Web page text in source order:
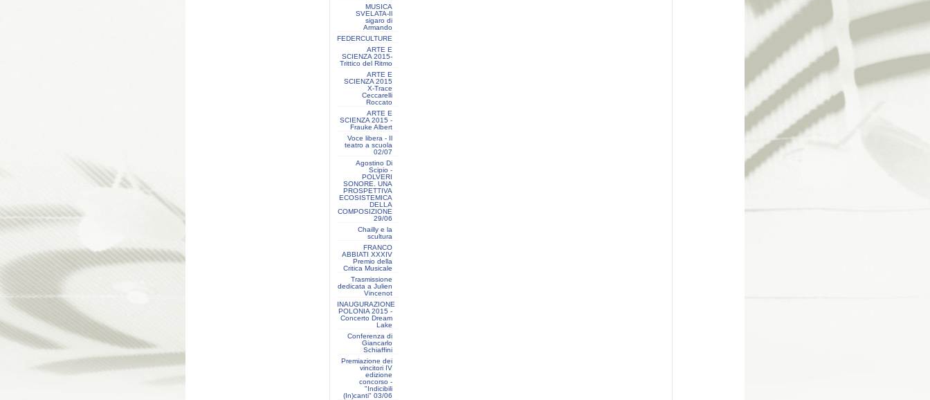
MUSICA
SVELATA-Il
sigaro di
Armando
FEDERCULTURE
ARTE E
SCIENZA 2015-
Trittico del Ritmo
ARTE E
SCIENZA 2015
X-Trace
Ceccarelli
Roccato
ARTE E
SCIENZA 2015 -
Frauke Albert
Voce libera - Il
teatro a scuola
02/07
Agostino Di
Scipio -
POLVERI
SONORE. UNA
PROSPETTIVA
ECOSISTEMICA
DELLA
COMPOSIZIONE
29/06
Chailly e la
scultura
FRANCO
ABBIATI XXXIV
Premio della
Critica Musicale
Trasmissione
dedicata a Julien
Vincenot
INAUGURAZIONE
POLONIA 2015 -
Concerto Dream
Lake
Conferenza di
Giancarlo
Schiaffini
Premiazione dei
vincitori IV
edizione
concorso -
"Indicibili
(In)canti" 03/06